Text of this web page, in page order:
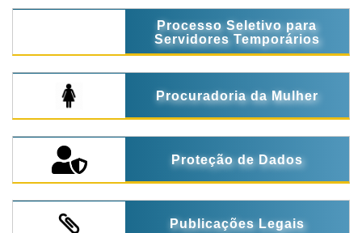
Processo Seletivo para
Servidores Temporários
Procuradoria da Mulher
Proteção de Dados
Publicações Legais